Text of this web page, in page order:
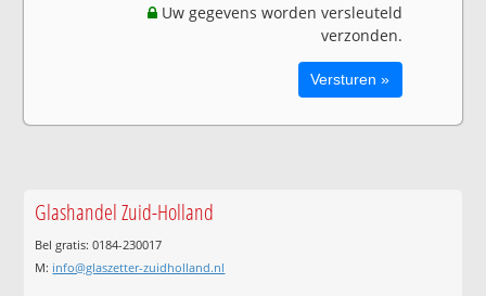
Uw gegevens worden versleuteld
verzonden.
Glashandel Zuid-Holland
Bel gratis: 0184-230017
M: info@glaszetter-zuidholland.nl